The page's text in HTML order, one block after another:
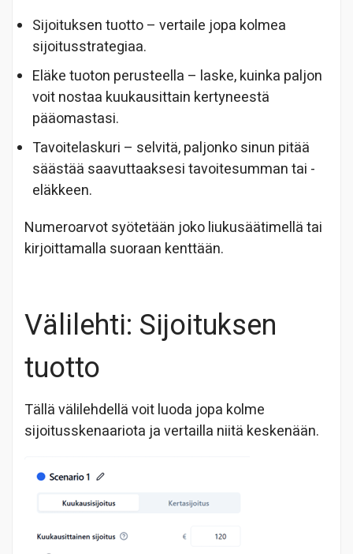
Sijoituksen tuotto – vertaile jopa kolmea
sijoitusstrategiaa.
Eläke tuoton perusteella – laske, kuinka paljon
voit nostaa kuukausittain kertyneestä
pääomastasi.
Tavoitelaskuri – selvitä, paljonko sinun pitää
säästää saavuttaaksesi tavoitesumman tai -
eläkkeen.
Numeroarvot syötetään joko liukusäätimellä tai
kirjoittamalla suoraan kenttään.
Välilehti: Sijoituksen
tuotto
Tällä välilehdellä voit luoda jopa kolme
sijoitusskenaariota ja vertailla niitä keskenään.